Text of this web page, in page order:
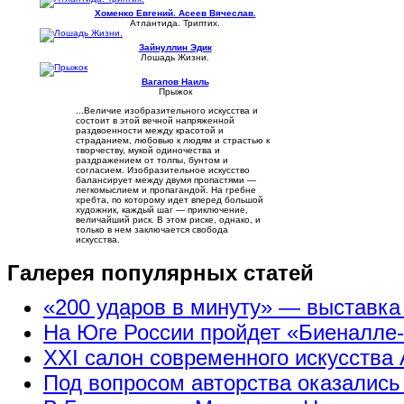
Хоменко Евгений. Асеев Вячеслав.
Атлантида. Триптих.
Зайнуллин Эдик
Лошадь Жизни.
Вагапов Наиль
Прыжок
...Величие изобразительного искусства и
состоит в этой вечной напряженной
раздвоенности между красотой и
страданием, любовью к людям и страстью к
творчеству, мукой одиночества и
раздражением от толпы, бунтом и
согласием. Изобразительное искусство
балансирует между двумя пропастями —
легкомыслием и пропагандой. На гребне
хребта, по которому идет вперед большой
художник, каждый шаг — приключение,
величайший риск. В этом риске, однако, и
только в нем заключается свобода
искусства.
Галерея популярных статей
«200 ударов в минуту» —
На Юге России пройдет
XXI салон современного искусства
Под вопросом авторства